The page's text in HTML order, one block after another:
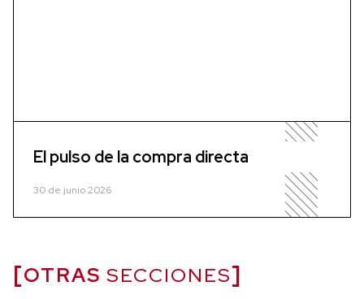
El pulso de la compra directa
30 de junio 2026
OTRAS SECCIONES